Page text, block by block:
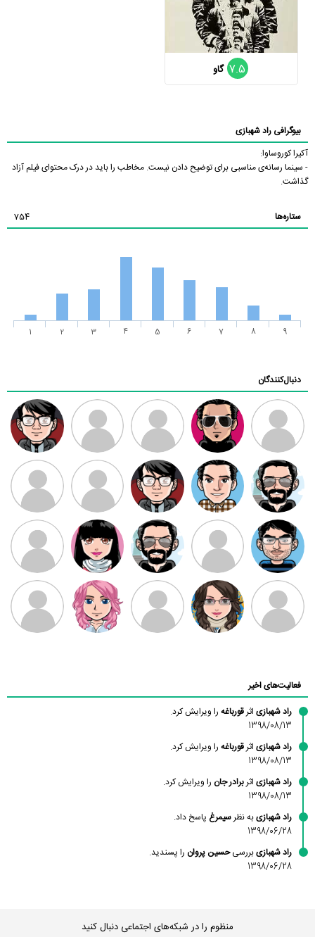
7.5 گاو
بیوگرافی راد شهبازی
آکیرا کوروساوا:
- سینما رسانه‌ی مناسبی برای توضیح دادن نیست. مخاطب را باید در درک محتوای فیلم آزاد
گذاشت.
ستاره‌ها 754
1 2 3 4 5 6 7 8 9
دنبال‌کنندگان
ممدرضا رضا کاظمی زهرا ~ ابتین
سید محمد
موسوی
مهدی فرهمند مهدی سلطانی داود رضیی
طرفدار میلی
بابی براون
کیوان کیانی
سامان راحمی امیردلتا امیروو ملیکا منتظری عارفه داستانپور
فعالیت‌های اخیر
راد شهبازی اثرقورباغه را ویرایش کرد.
1398/08/13
راد شهبازی اثرقورباغه را ویرایش کرد.
1398/08/13
راد شهبازی اثربرادر جان را ویرایش کرد.
1398/08/13
راد شهبازیبه نظرسیمرغ پاسخ داد.
1398/06/28
راد شهبازیبررسیحسین پروان را پسندید.
1398/06/28
منظوم را در شبکه‌های اجتماعی دنبال کنید